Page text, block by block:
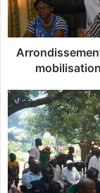
i
s
s
n
t
1
0
:
L
e
R
é
g
i
o
n
d